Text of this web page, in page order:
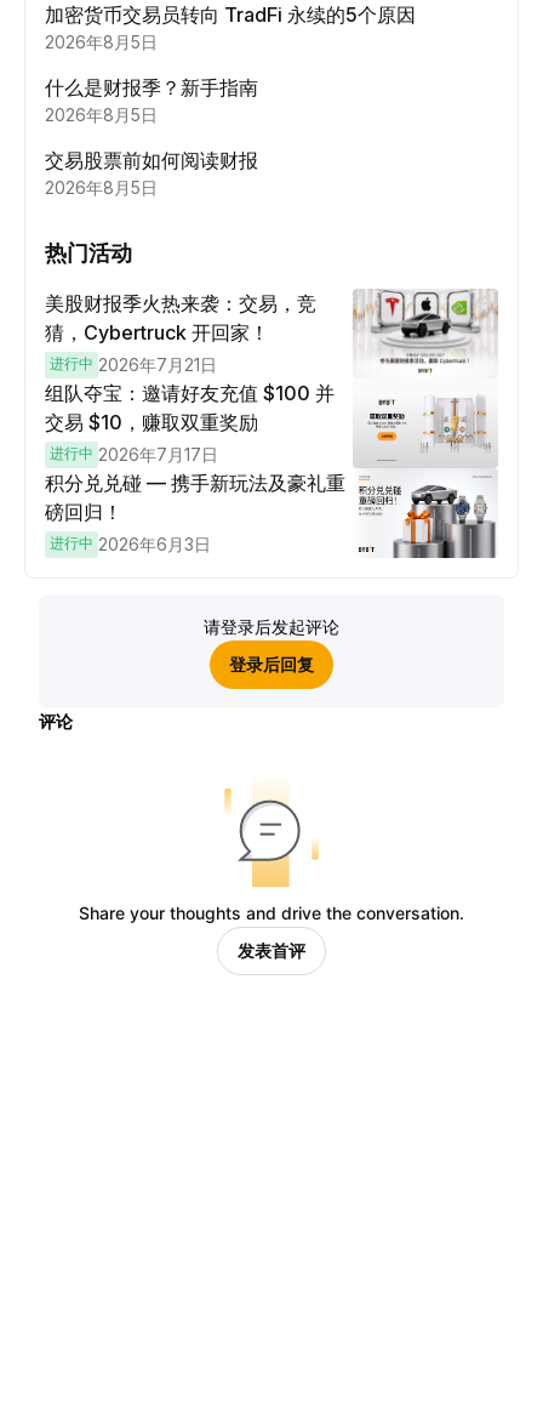
加密货币交易员转向 TradFi 永续的5个原因
2026年8月5日
什么是财报季？新手指南
2026年8月5日
交易股票前如何阅读财报
2026年8月5日
热门活动
美股财报季火热来袭：交易，竞
猜，Cybertruck 开回家！
进行中 2026年7月21日
组队夺宝：邀请好友充值 $100 并
交易 $10，赚取双重奖励
进行中 2026年7月17日
积分兑兑碰 — 携手新玩法及豪礼重
磅回归！
进行中 2026年6月3日
请登录后发起评论
登录后回复
评论
Share your thoughts and drive the conversation.
发表首评